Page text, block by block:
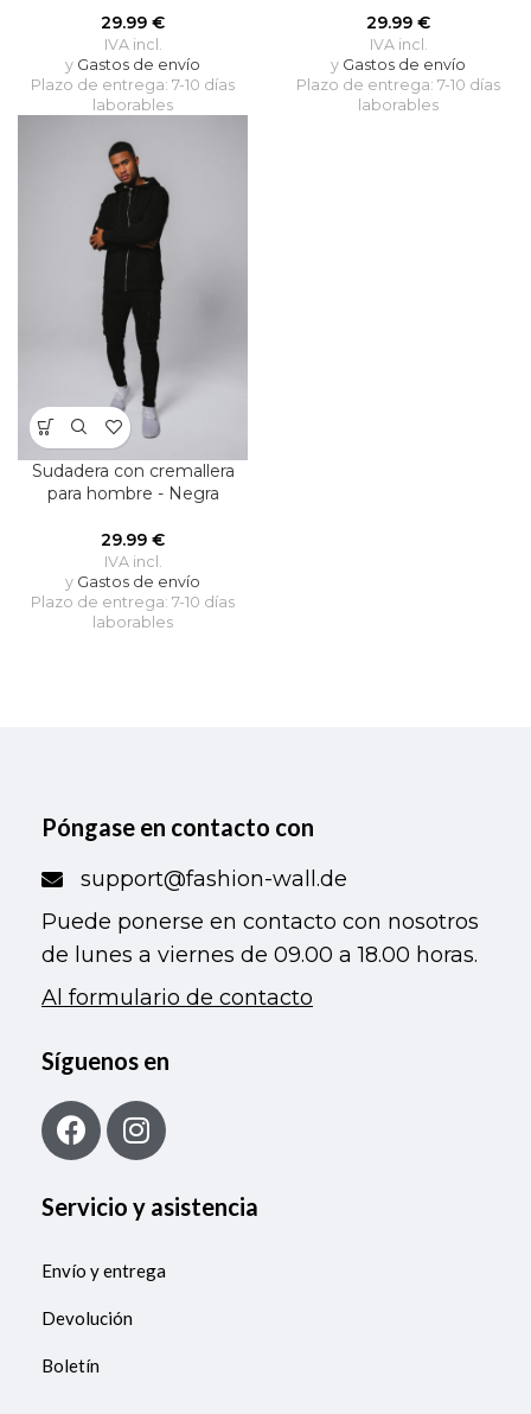
29.99 €
IVA incl.
y Gastos de envío
Plazo de entrega: 7-10 días
laborables
29.99 €
IVA incl.
y Gastos de envío
Plazo de entrega: 7-10 días
laborables
Sudadera con cremallera
para hombre - Negra
29.99 €
IVA incl.
y Gastos de envío
Plazo de entrega: 7-10 días
laborables
Póngase en contacto con
support@fashion-wall.de
Puede ponerse en contacto con nosotros
de lunes a viernes de 09.00 a 18.00 horas.
Al formulario de contacto
Síguenos en
Servicio y asistencia
Envío y entrega
Devolución
Boletín